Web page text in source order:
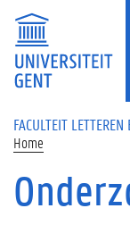
Overslaan en naar de
FACULTEIT
Home